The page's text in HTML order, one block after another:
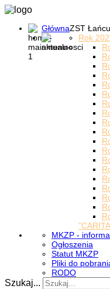
GłównaZST
Rok
MKZP -
Ogłoszenia
Statut MKZP
Pliki do
RODO
Szukaj...